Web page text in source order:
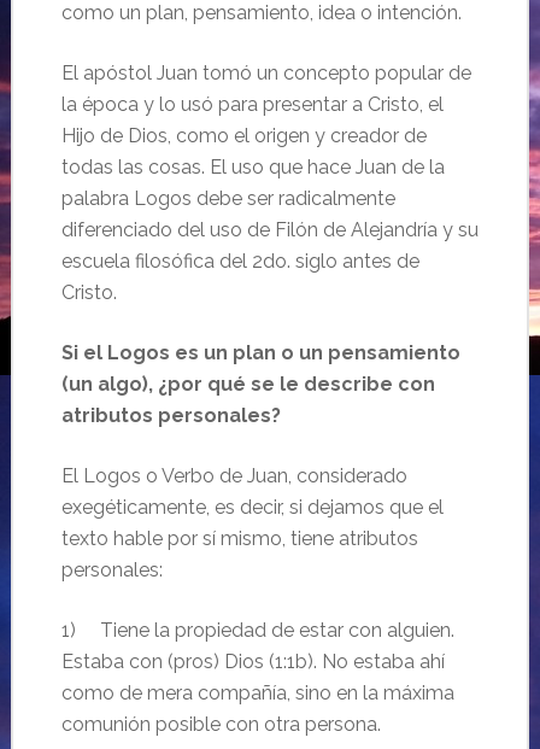
como un plan, pensamiento, idea o intención.
El apóstol Juan tomó un concepto popular de
la época y lo usó para presentar a Cristo, el
Hijo de Dios, como el origen y creador de
todas las cosas. El uso que hace Juan de la
palabra Logos debe ser radicalmente
diferenciado del uso de Filón de Alejandría y su
escuela filosófica del 2do. siglo antes de
Cristo.
Si el Logos es un plan o un pensamiento
(un algo), ¿por qué se le describe con
atributos personales?
El Logos o Verbo de Juan, considerado
exegéticamente, es decir, si dejamos que el
texto hable por sí mismo, tiene atributos
personales:
1) Tiene la propiedad de estar con alguien.
Estaba con (pros) Dios (1:1b). No estaba ahí
como de mera compañía, sino en la máxima
comunión posible con otra persona.